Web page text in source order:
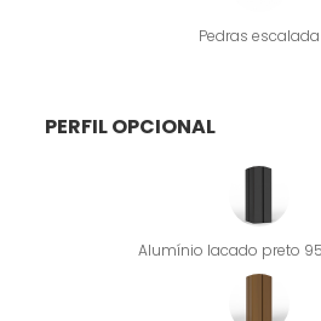
Pedras escalada
PERFIL OPCIONAL
Alumínio lacado preto